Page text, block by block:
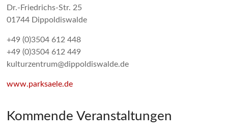
Dr.-Friedrichs-Str. 25
01744 Dippoldiswalde
+49 (0)3504 612 448
+49 (0)3504 612 449
kulturzentrum@dippoldiswalde.de
www.parksaele.de
Kommende Veranstaltungen